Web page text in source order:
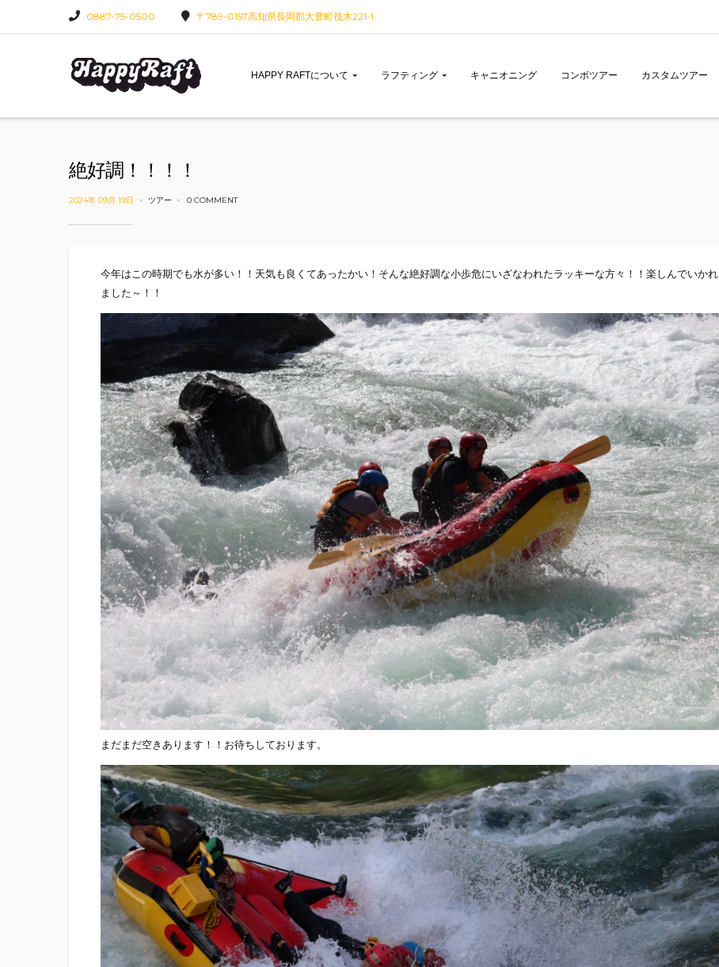
0887-75-0500 〒789-0157高知県長岡郡大豊町筏木221-1
HAPPY RAFTについて ラフティング キャニオニング コンボツアー カスタムツアー
絶好調！！！！
2024年 09月 19日 ツアー 0 COMMENT
今年はこの時期でも水が多い！！天気も良くてあったかい！そんな絶好調な小歩危にいざなわれたラッキーな方々！！楽しんでいかれ
ました～！！
まだまだ空きあります！！お待ちしております。